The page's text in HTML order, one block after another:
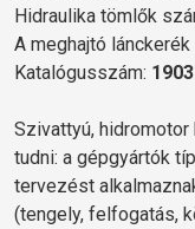
Hidraulika tömlők
A meghajtó lánckerék
Katalógusszám:
Szivattyú,
tudni: a gépgyártók
tervezést
(tengely, felfogatás,